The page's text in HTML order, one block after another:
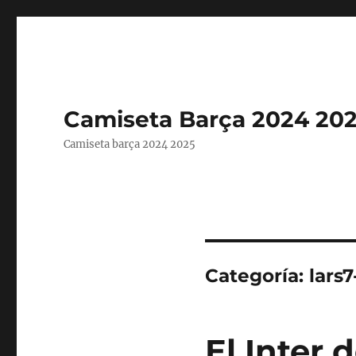
Camiseta Barça 2024
Camiseta barça 2024 2025
Categoría: